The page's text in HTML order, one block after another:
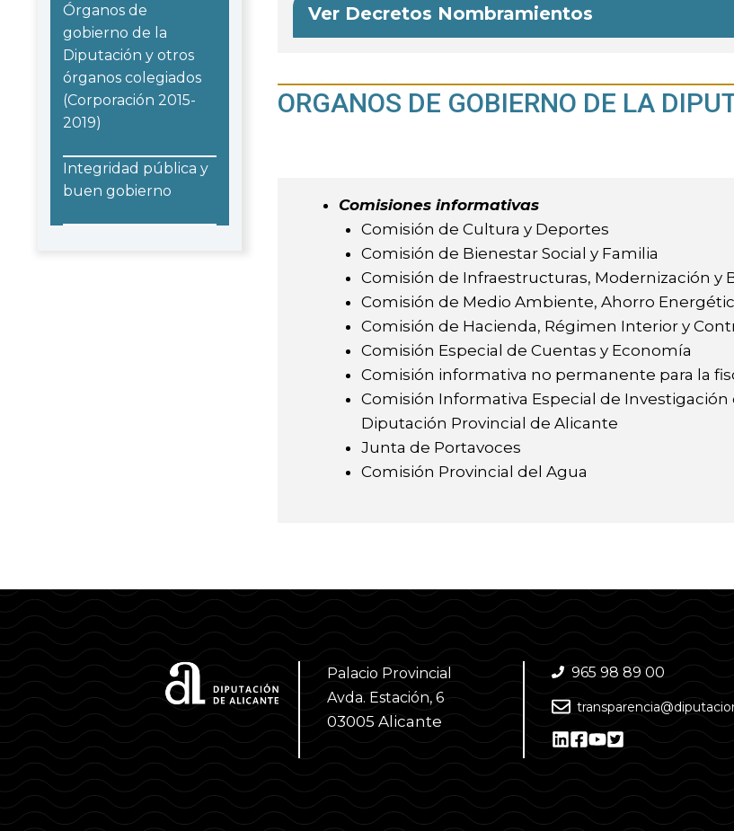
Ver Decretos Nombramientos
ORGANOS DE GOBIERNO DE LA
Comisiones informativas
Comisión de Cultura y Deportes
Comisión de Bienestar Social y Familia
Comisión de Infraestructuras, Modernización y
Comisión de Medio Ambiente, Ahorro
Comisión de Hacienda, Régimen Interior y
Comisión Especial de Cuentas y Economía
Comisión informativa no permanente para la
Comisión Informativa Especial de
Diputación Provincial de Alicante
Junta de Portavoces
Comisión Provincial del Agua
Órganos de
gobierno de la
Diputación y otros
órganos colegiados
(Corporación 2015-
2019)
Integridad pública y
buen gobierno
Palacio Provincial
Avda. Estación, 6
03005 Alicante
965 98 89 00